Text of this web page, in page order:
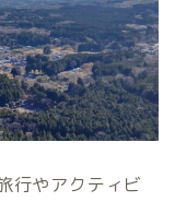
行やアクティビ